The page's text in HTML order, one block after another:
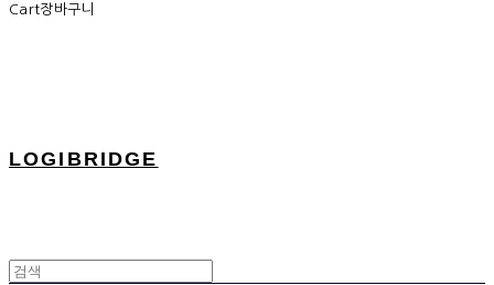
Cart장바구니
LOGIBRIDGE